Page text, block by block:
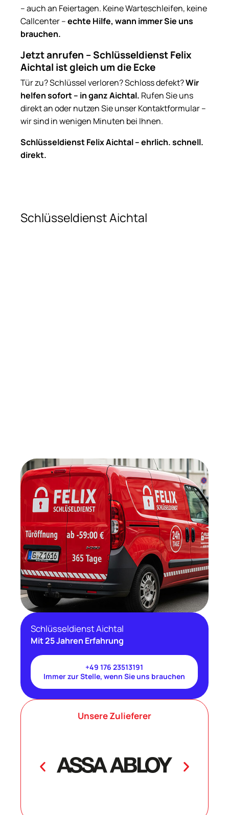
– auch an Feiertagen. Keine Warteschleifen, keine
Callcenter –echte Hilfe, wann immer Sie uns
brauchen.
Jetzt anrufen – Schlüsseldienst Felix
Aichtal ist gleich um die Ecke
Tür zu? Schlüssel verloren? Schloss defekt?Wir
helfen sofort – in ganz Aichtal. Rufen Sie uns
direkt an oder nutzen Sie unser Kontaktformular –
wir sind in wenigen Minuten bei Ihnen.
Schlüsseldienst Felix Aichtal – ehrlich. schnell.
direkt.
Schlüsseldienst Aichtal
Schlüsseldienst Aichtal
Mit 25 Jahren Erfahrung
+49 176 23513191
Immer zur Stelle, wenn Sie uns brauchen
Unsere Zulieferer